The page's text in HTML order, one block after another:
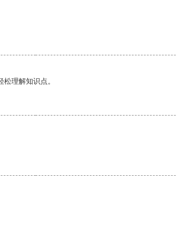
理解知识点。